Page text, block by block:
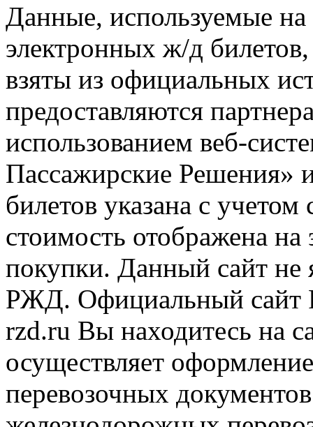
Данные, используемые
электронных ж/д
взяты из официальных
предоставляются
использованием веб-
Пассажирские
билетов указана с
стоимость отображена
покупки. Данный сайт не
РЖД. Официальный сайт
rzd.ru Вы находитесь на
осуществляет
перевозочных